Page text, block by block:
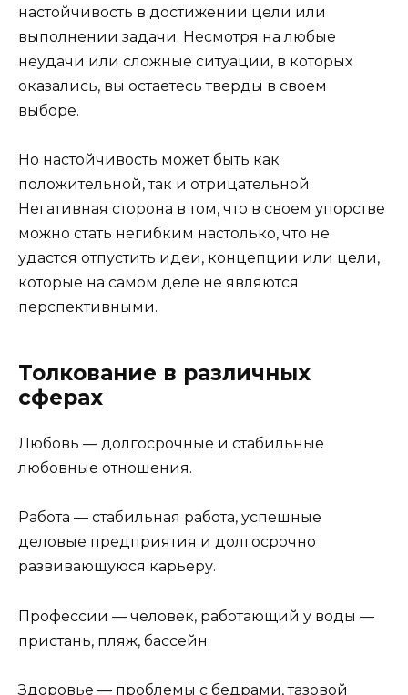
настойчивость в достижении цели или
выполнении задачи. Несмотря на любые
неудачи или сложные ситуации, в которых
оказались, вы остаетесь тверды в своем
выборе.
Но настойчивость может быть как
положительной, так и отрицательной.
Негативная сторона в том, что в своем упорстве
можно стать негибким настолько, что не
удастся отпустить идеи, концепции или цели,
которые на самом деле не являются
перспективными.
Толкование в различных
сферах
Любовь — долгосрочные и стабильные
любовные отношения.
Работа — стабильная работа, успешные
деловые предприятия и долгосрочно
развивающуюся карьеру.
Профессии — человек, работающий у воды —
пристань, пляж, бассейн.
Здоровье — проблемы с бедрами, тазовой